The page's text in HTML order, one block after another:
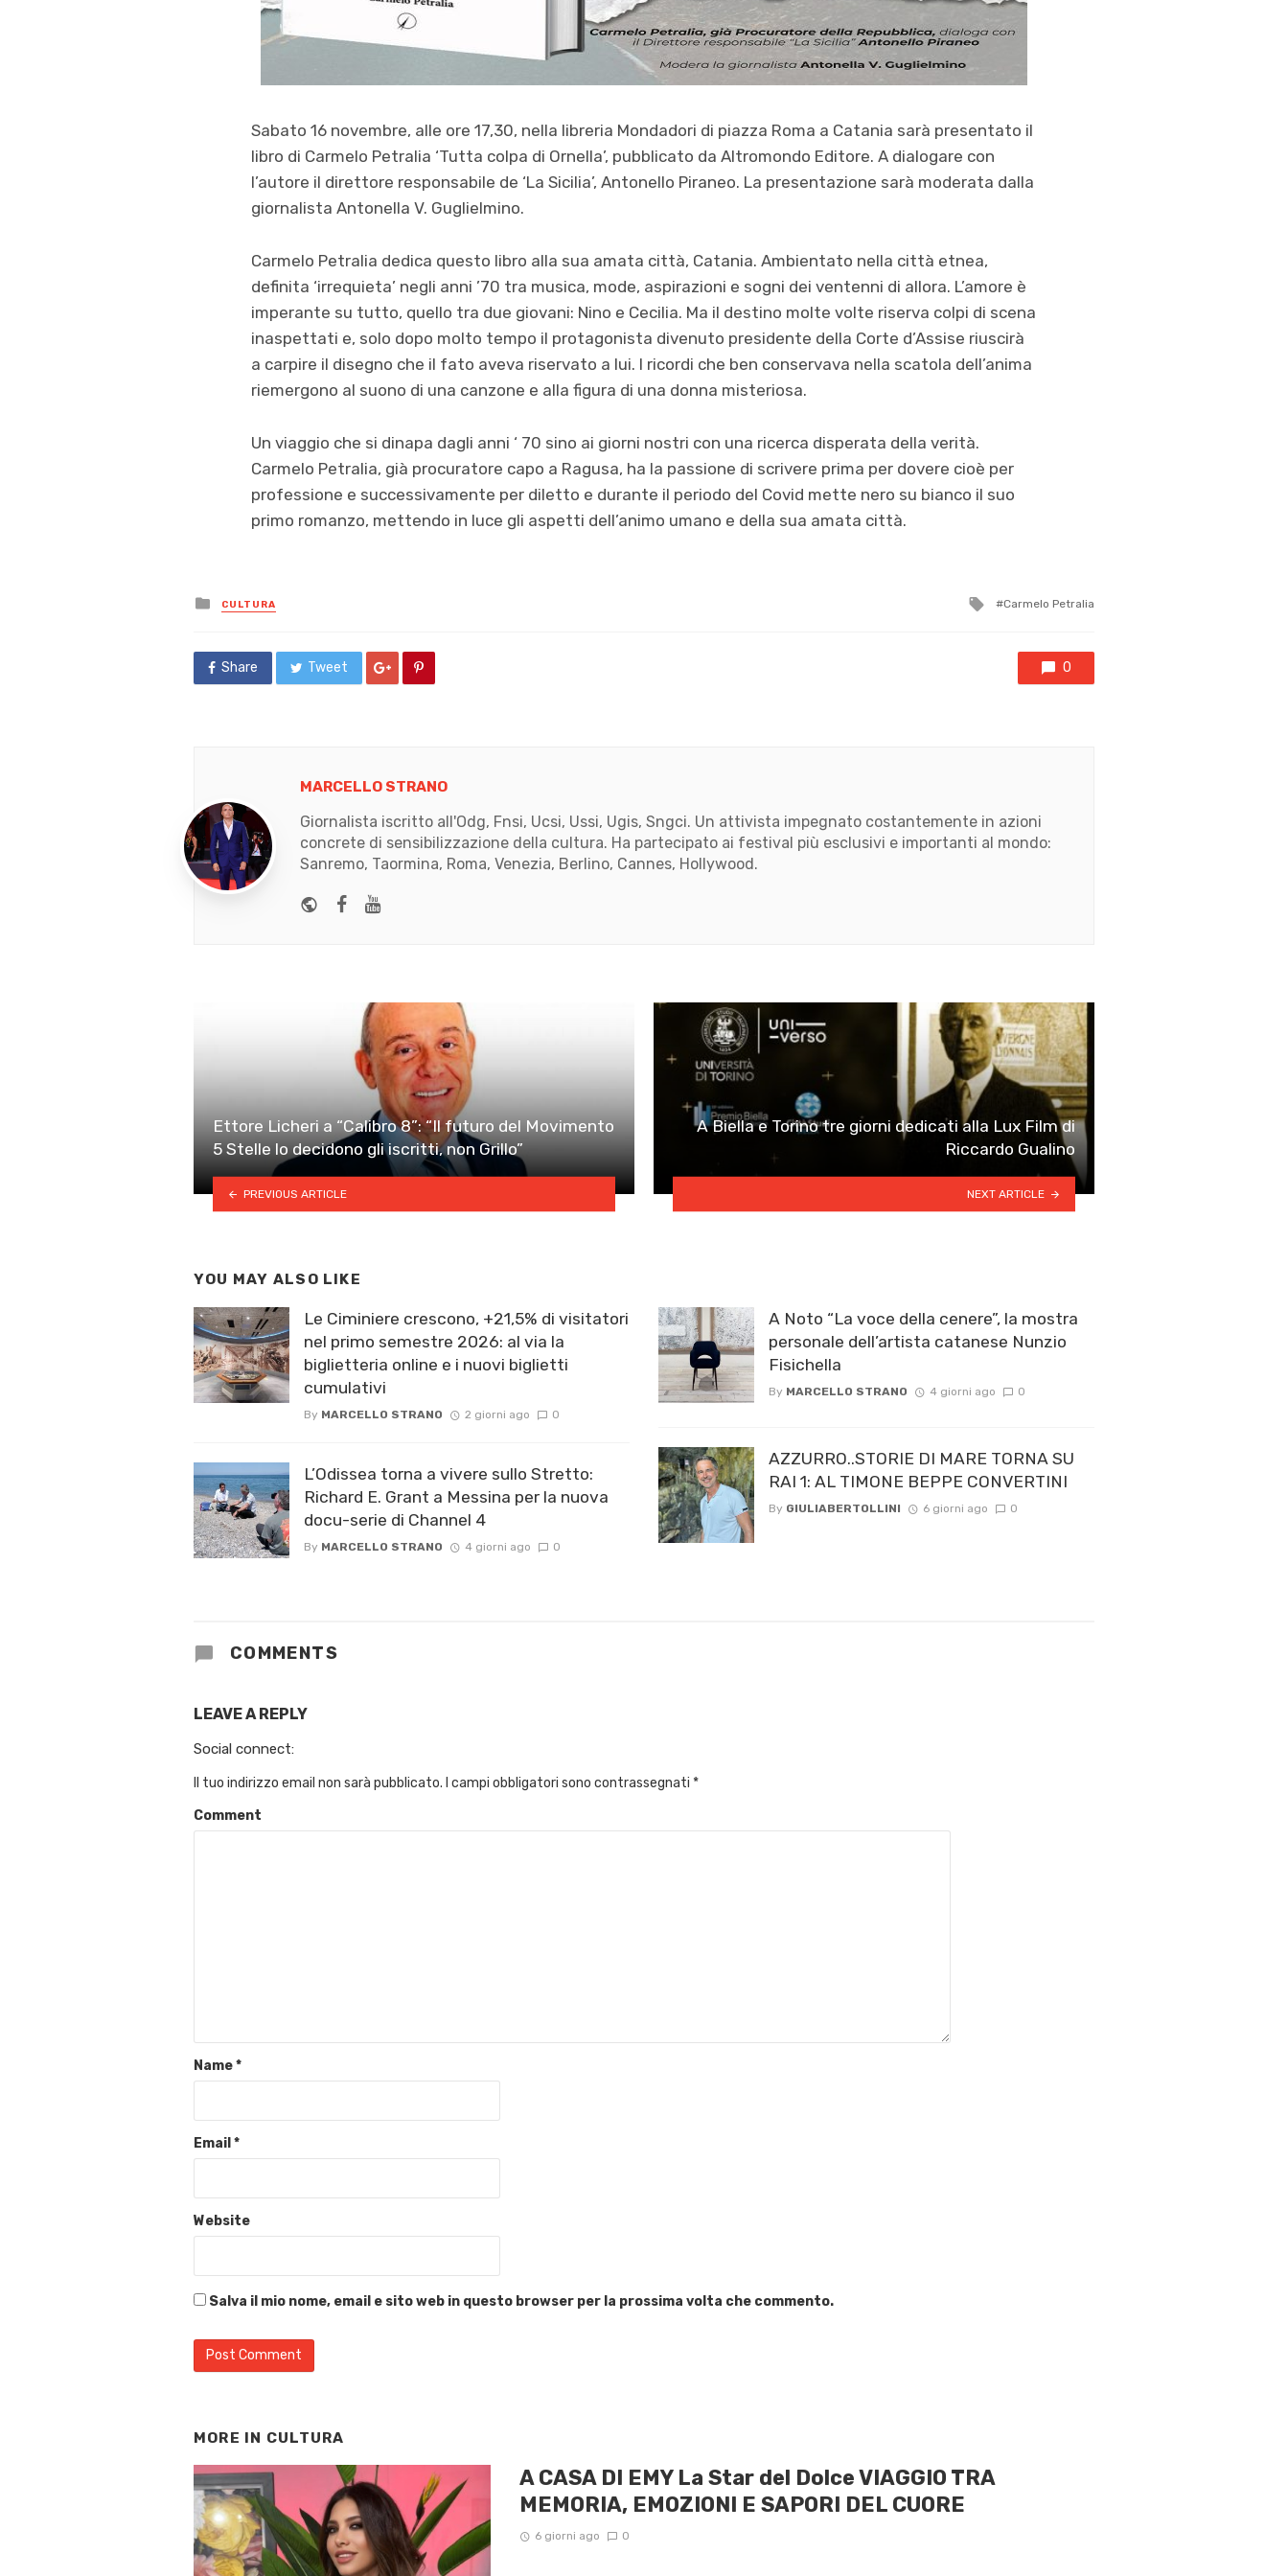
Sabato 16 novembre, alle ore 17,30, nella libreria Mondadori di piazza Roma a Catania sarà presentato il
libro di Carmelo Petralia ‘Tutta colpa di Ornella’, pubblicato da Altromondo Editore. A dialogare con
l’autore il direttore responsabile de ‘La Sicilia’, Antonello Piraneo. La presentazione sarà moderata dalla
giornalista Antonella V. Guglielmino.
Carmelo Petralia dedica questo libro alla sua amata città, Catania. Ambientato nella città etnea,
definita ‘irrequieta’ negli anni ’70 tra musica, mode, aspirazioni e sogni dei ventenni di allora. L’amore è
imperante su tutto, quello tra due giovani: Nino e Cecilia. Ma il destino molte volte riserva colpi di scena
inaspettati e, solo dopo molto tempo il protagonista divenuto presidente della Corte d’Assise riuscirà
a carpire il disegno che il fato aveva riservato a lui. I ricordi che ben conservava nella scatola dell’anima
riemergono al suono di una canzone e alla figura di una donna misteriosa.
Un viaggio che si dinapa dagli anni ‘ 70 sino ai giorni nostri con una ricerca disperata della verità.
Carmelo Petralia, già procuratore capo a Ragusa, ha la passione di scrivere prima per dovere cioè per
professione e successivamente per diletto e durante il periodo del Covid mette nero su bianco il suo
primo romanzo, mettendo in luce gli aspetti dell’animo umano e della sua amata città.
Posted
in
CULTURA
Tagged
Carmelo Petralia
Share Tweet 0
MARCELLO STRANO
Giornalista iscritto all'Odg, Fnsi, Ucsi, Ussi, Ugis, Sngci. Un attivista impegnato costantemente in azioni
concrete di sensibilizzazione della cultura. Ha partecipato ai festival più esclusivi e importanti al mondo:
Sanremo, Taormina, Roma, Venezia, Berlino, Cannes, Hollywood.
WebsiteFacebook
Ettore Licheri a “Calibro 8”: “Il futuro del Movimento
5 Stelle lo decidono gli iscritti, non Grillo”
PREVIOUS ARTICLE
A Biella e Torino tre giorni dedicati alla Lux Film di
Riccardo Gualino
NEXT ARTICLE
YOU MAY ALSO LIKE
Le Ciminiere crescono, +21,5% di visitatori
nel primo semestre 2026: al via la
biglietteria online e i nuovi biglietti
cumulativi
By MARCELLO STRANO 2 giorni ago 0
L’Odissea torna a vivere sullo Stretto:
Richard E. Grant a Messina per la nuova
docu-serie di Channel 4
By MARCELLO STRANO 4 giorni ago 0
A Noto “La voce della cenere”, la mostra
personale dell’artista catanese Nunzio
Fisichella
By MARCELLO STRANO 4 giorni ago 0
AZZURRO..STORIE DI MARE TORNA SU
RAI 1: AL TIMONE BEPPE CONVERTINI
By GIULIABERTOLLINI 6 giorni ago 0
COMMENTS
LEAVE A REPLY
Social connect:
Il tuo indirizzo email non sarà pubblicato. I campi obbligatori sono contrassegnati *
Comment
Name*
Email *
Website
Salva il mio nome, email e sito web in questo browser per la prossima volta che commento.
MORE IN CULTURA
A CASA DI EMY La Star del Dolce VIAGGIO TRA
MEMORIA, EMOZIONI E SAPORI DEL CUORE
6 giorni ago 0